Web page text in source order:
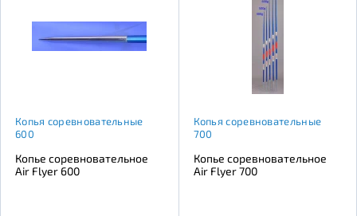
Копья соревновательные
600
Копье соревновательное
Air Flyer 600
Копья соревновательные
700
Копье соревновательное
Air Flyer 700